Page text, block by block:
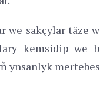
we sakçylar täze
kemsidip we
ynsanlyk